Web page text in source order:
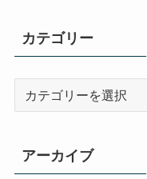
カテゴリー
リ
ー
アーカイブ